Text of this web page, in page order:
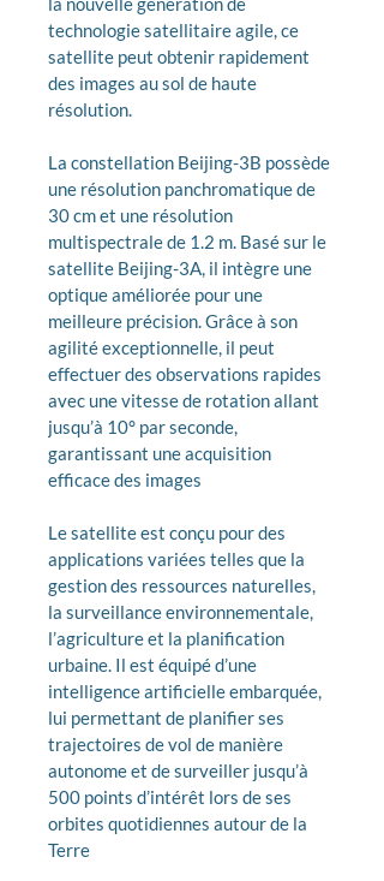
technologie satellitaire agile, ce
satellite peut obtenir rapidement
des images au sol de haute
résolution.
La constellation Beijing-3B possède
une résolution panchromatique de
30 cm et une résolution
multispectrale de 1.2 m. Basé sur le
satellite Beijing-3A, il intègre une
optique améliorée pour une
meilleure précision. Grâce à son
agilité exceptionnelle, il peut
effectuer des observations rapides
avec une vitesse de rotation allant
jusqu’à 10° par seconde,
garantissant une acquisition
efficace des images
Le satellite est conçu pour des
applications variées telles que la
gestion des ressources naturelles,
la surveillance environnementale,
l’agriculture et la planification
urbaine. Il est équipé d’une
intelligence artificielle embarquée,
lui permettant de planifier ses
trajectoires de vol de manière
autonome et de surveiller jusqu’à
500 points d’intérêt lors de ses
orbites quotidiennes autour de la
Terre